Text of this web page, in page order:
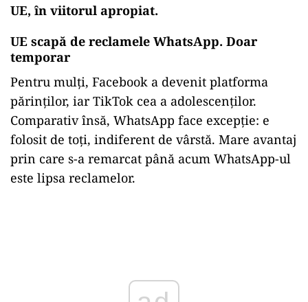
UE, în viitorul apropiat.
UE scapă de reclamele WhatsApp. Doar
temporar
Pentru mulți, Facebook a devenit platforma
părinților, iar TikTok cea a adolescenților.
Comparativ însă, WhatsApp face excepție: e
folosit de toți, indiferent de vârstă. Mare avantaj
prin care s-a remarcat până acum WhatsApp-ul
este lipsa reclamelor.